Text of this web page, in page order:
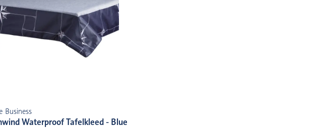
Business
Waterproof Tafelkleed - Blue